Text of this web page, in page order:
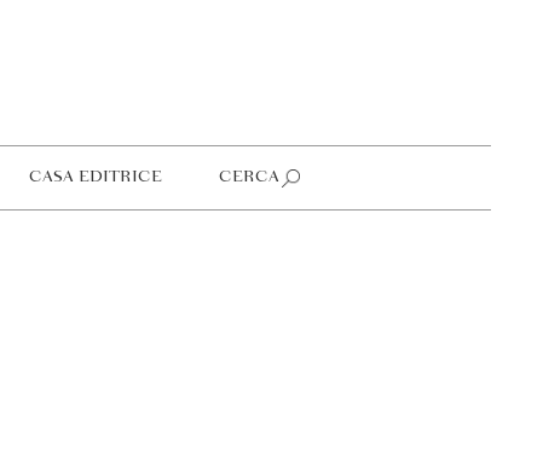
CASA EDITRICE CERCA